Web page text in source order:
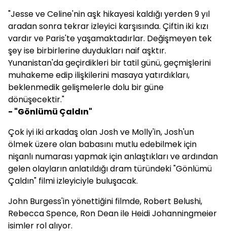
"Jesse ve Celine'nin aşk hikayesi kaldığı yerden 9 yıl
aradan sonra tekrar izleyici karşısında. Çiftin iki kızı
vardır ve Paris'te yaşamaktadırlar. Değişmeyen tek
şey ise birbirlerine duydukları naif aşktır.
Yunanistan'da geçirdikleri bir tatil günü, geçmişlerini
muhakeme edip ilişkilerini masaya yatırdıkları,
beklenmedik gelişmelerle dolu bir güne
dönüşecektir."
- "Gönlümü Çaldın"
Çok iyi iki arkadaş olan Josh ve Molly'in, Josh'un
ölmek üzere olan babasını mutlu edebilmek için
nişanlı numarası yapmak için anlaştıkları ve ardından
gelen olayların anlatıldığı dram türündeki "Gönlümü
Çaldın" filmi izleyiciyle buluşacak.
John Burgess'in yönettiğini filmde, Robert Belushi,
Rebecca Spence, Ron Dean ile Heidi Johanningmeier
isimler rol alıyor.